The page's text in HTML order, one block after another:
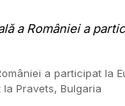
a participat la
la Pravets, Bulgaria